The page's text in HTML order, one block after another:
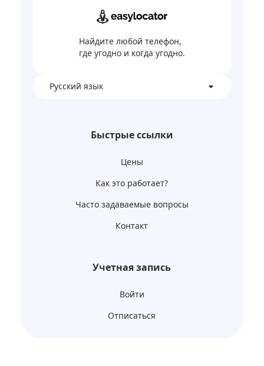
Найдите любой телефон,
где угодно и когда угодно.
Pусский язык
Быстрые ссылки
Цены
Как это работает?
Часто задаваемые вопросы
Контакт
Учетная запись
Войти
Отписаться